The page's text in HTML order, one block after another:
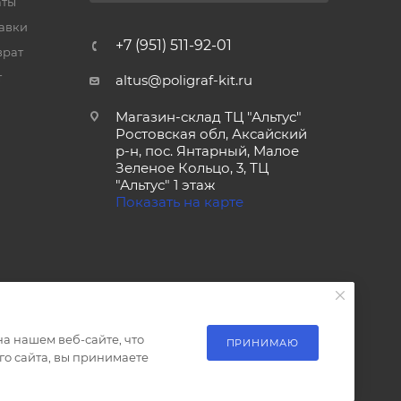
+7 (951) 511-92-01
altus@poligraf-kit.ru
Магазин-склад ТЦ "Альтус"
Ростовская обл, Аксайский
р-н, пос. Янтарный, Малое
Зеленое Кольцо, 3, ТЦ
"Альтус" 1 этаж
Показать на карте
нашем веб-сайте, что
сайта, вы принимаете
ПРИНИМАЮ